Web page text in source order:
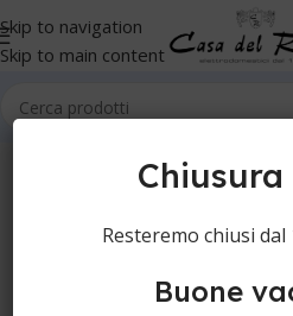
Skip to navigation
Skip to main content
Resteremo chiusi dal
Buone